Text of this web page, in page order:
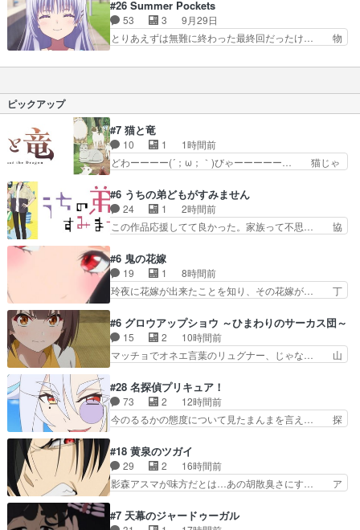
時の記憶を取り戻したけどこれ… ・う～ん・・・
今回からではないけど失速。… 今週はあっっっっ
っっっという間に終わった…
あんまり感情は入らないけど、展開が… 七海の話
になってからストーリーが少しやや… うみちゃん
は自分を犠牲にしてでも母親であ… こんなもん泣
#26 Summer Pockets
53 3
9月29日
とりあえずは無難に終わった最終回だったけ… 物
端から泣かせにきたな。2000年初期… ここ泣く
っとさせなかったのはこのシーン… ラストはエピ
蔵の整理やるのおもろいあれ… うみちゃんの旅終
了！蔵の整理していいんか… ながら見にしていた
ので雑感この作風に空気… 長く苦しい旅が漸く終
わった…そんな感想で…
ピックアップ
#7 猫と竜
10 1
1時間前
どわーーーー(´；ω；｀)びゃーーーーー… 猫じゃ
んが久しぶりに森へ帰ってきた！！… おだやかに
ママにゃんが帰ってきた。この作… ママにゃんが
学校が休みになるので、久しぶ… ママニャン回で
キター！と喜んでたからの大… ママにゃん久しぶ
ッときた。今期で一番好… おかあちゃんっていい
もんだ。自分の全てを… ついにハイブチが出た！
毛色綺麗でかわいい…
#6 うちの弟どもがすみません
24 1
2時間前
この作品応援してて良かった。家族って不思… 協
んが外に出られなくなってたのはいじめ… RPG
シーンカッコいい！もう転生モノに変… ゲーム内
の柊くんカッコイイな～そして意外… あれからゲ
ームの中では糸と柊はしっかり仲… 感想は、前話
力してオンラインRPGの強… 違うアニメ始まっ
たかと思ったら先週の続き… ご視聴ありがとうご
ざいましたよかった、本…
#6 鬼の花嫁
19 1
8時間前
玲夜に花嫁が出来たことを知り、その花嫁が… 丁
初、にゃん吉が透子のストーカーを始めた… 高道
きもいけどあれ横で見せつけられるのは… 玲夜の
前の婚約者鬼山桜子がめっちゃ別嬪さ… にゃんき
ちくんのお母さんが一番かわいいで… 花江さんが
いやイケメンが主人公にプレゼ… 「お願いがある
ときはキスでおねだりする」… 透子とにゃん吉の
馴れ初めを見れて良かった…
#6 グロウアップショウ ～ひまわりのサーカス団～
15 2
10時間前
マッチョでオネエ言葉のリュグナー、じゃな… 山
わりサーカスに突然現れた金髪の大男少… 伝説の
男の登場によって、山田の輝かしき過… お父さん
の相方登場回、良い回だったな。諏… 第６話をｄ
アニメストアで視聴しました。視… じゃがいもし
い公衆電話が出てきた。みず… おはようございま
す！瑞佳の正体が明かされ… 朝も昼もおやつもじ
ゃがいも尽くしの『ひま…
#28 名探偵プリキュア！
73 2
12時間前
今のるるかの態度について見たまんまを言え… 探
かりファントムのマスコットになってる… デッチ
アゲインはファントムの一員で、ロン… 謎の怪盗
デッチ·アゲイン登場!!一体何を… 戦闘作画はイマ
イチな回。次回過去編でそろ… 謎の敵「デッチ・
探偵」２８話がお辛かっ… デッチ・アゲイン、想
#18 黄泉のツガイ
29 2
16時間前
影森アスマが味方だとは…あの胡散臭さにす… ア
りアスマ(石田彰キャラ)は裏切り者た… 原作を読
むの我慢していてよかっただって顔… どんどん増
#7 天幕のジャードゥーガル